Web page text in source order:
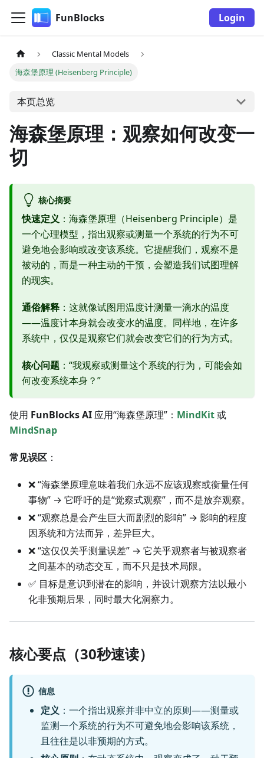
FunBlocks Login
Classic Mental Models
海森堡原理 (Heisenberg Principle)
本页总览
海森堡原理：观察如何改变一
切
核心摘要
快速定义 ：海森堡原理（Heisenberg Principle）是
一个心理模型，指出观察或测量一个系统的行为不可
避免地会影响或改变该系统。它提醒我们，观察不是
被动的，而是一种主动的干预，会塑造我们试图理解
的现实。
通俗解释 ：这就像试图用温度计测量一滴水的温度
——温度计本身就会改变水的温度。同样地，在许多
系统中，仅仅是观察它们就会改变它们的行为方式。
核心问题 ：“我观察或测量这个系统的行为，可能会如
何改变系统本身？”
使用 FunBlocks AI应用“海森堡原理”： MindKit或
MindSnap
常见误区 ：
❌ “海森堡原理意味着我们永远不应该观察或衡量任何
事物” → 它呼吁的是“觉察式观察”，而不是放弃观察。
❌ “观察总是会产生巨大而剧烈的影响” → 影响的程度
因系统和方法而异，差异巨大。
❌ “这仅仅关乎测量误差” → 它关乎观察者与被观察者
之间基本的动态交互，而不只是技术局限。
✅ 目标是意识到潜在的影响，并设计观察方法以最小
化非预期后果，同时最大化洞察力。
核心要点（30秒速读）
信息
定义 ：一个指出观察并非中立的原则——测量或
监测一个系统的行为不可避免地会影响该系统，
且往往是以非预期的方式。